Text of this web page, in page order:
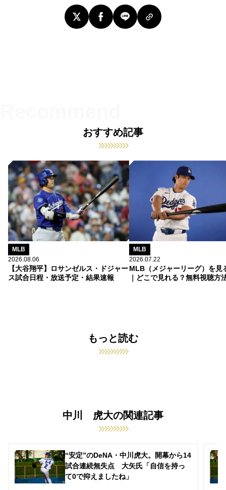
おすすめ記事
MLB
2026.08.06
【大谷翔平】ロサンゼルス・ドジャー
ス試合日程・放送予定・結果速報
MLB
2026.07.22
MLB（メジャーリーグ）を見
｜どこで見れる？無料視聴方
もっと読む
中川 虎大の関連記事
“安定”のDeNA・中川虎大。開幕から14
試合連続無失点 大矢氏「自信を持っ
て0で抑えましたね」